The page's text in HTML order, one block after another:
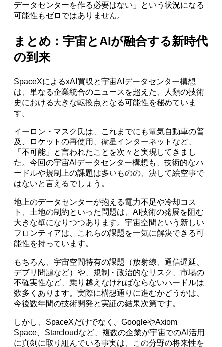
データセンターを作る必要はない」という状況になる
可能性もゼロではありません。
まとめ：宇宙とAIが融合する新時代
の到来
SpaceXによるxAI買収と宇宙AIデータセンター構想
は、単なる企業統合のニュースを超えた、人類の技術
史における大きな転換点となる可能性を秘めていま
す。
イーロン・マスク氏は、これまでにも電気自動車の普
及、ロケットの再使用、衛星インターネットなど、
「不可能」と言われたことを次々と実現してきまし
た。今回の宇宙AIデータセンター構想も、技術的なハ
ードルや規制上の課題は多いものの、決して絵空事で
はないと言えるでしょう。
地上のデータセンターが抱える電力不足や冷却コス
ト、土地の制約といった問題は、AI技術の発展を阻む
大きな壁になりつつあります。宇宙空間という新しい
フロンティアは、これらの課題を一気に解決できる可
能性を持っています。
もちろん、宇宙空間特有の課題（放射線、通信遅延、
デブリ問題など）や、規制・政治的なリスク、市場の
不確実性など、乗り越えなければならないハードルは
数多くあります。実際に構想通りに進むかどうかは、
今後数年間の技術開発と実証の結果次第です。
しかし、SpaceXだけでなく、GoogleやAxiom
Space、Starcloudなど、複数の企業が宇宙でのAI活用
に真剣に取り組んでいる事実は、この分野の将来性を